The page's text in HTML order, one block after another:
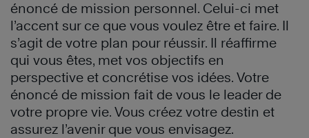
énoncé de mission personnel. Celui-ci met
l’accent sur ce que vous voulez être et faire. Il
s’agit de votre plan pour réussir. Il réaffirme
qui vous êtes, met vos objectifs en
perspective et concrétise vos idées. Votre
énoncé de mission fait de vous le leader de
votre propre vie. Vous créez votre destin et
assurez l’avenir que vous envisagez.